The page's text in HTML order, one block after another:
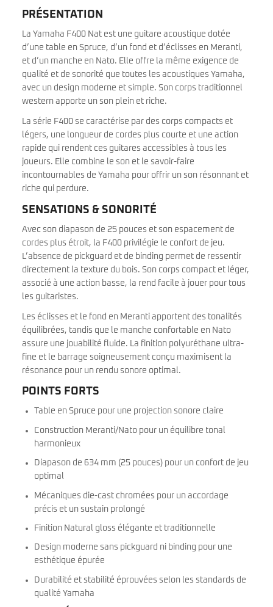
PRÉSENTATION
La Yamaha F400 Nat est une guitare acoustique dotée
d’une table en Spruce, d’un fond et d’éclisses en Meranti,
et d’un manche en Nato. Elle offre la même exigence de
qualité et de sonorité que toutes les acoustiques Yamaha,
avec un design moderne et simple. Son corps traditionnel
western apporte un son plein et riche.
La série F400 se caractérise par des corps compacts et
légers, une longueur de cordes plus courte et une action
rapide qui rendent ces guitares accessibles à tous les
joueurs. Elle combine le son et le savoir-faire
incontournables de Yamaha pour offrir un son résonnant et
riche qui perdure.
SENSATIONS & SONORITÉ
Avec son diapason de 25 pouces et son espacement de
cordes plus étroit, la F400 privilégie le confort de jeu.
L’absence de pickguard et de binding permet de ressentir
directement la texture du bois. Son corps compact et léger,
associé à une action basse, la rend facile à jouer pour tous
les guitaristes.
Les éclisses et le fond en Meranti apportent des tonalités
équilibrées, tandis que le manche confortable en Nato
assure une jouabilité fluide. La finition polyuréthane ultra-
fine et le barrage soigneusement conçu maximisent la
résonance pour un rendu sonore optimal.
POINTS FORTS
Table en Spruce pour une projection sonore claire
Construction Meranti/Nato pour un équilibre tonal
harmonieux
Diapason de 634 mm (25 pouces) pour un confort de jeu
optimal
Mécaniques die-cast chromées pour un accordage
précis et un sustain prolongé
Finition Natural gloss élégante et traditionnelle
Design moderne sans pickguard ni binding pour une
esthétique épurée
Durabilité et stabilité éprouvées selon les standards de
qualité Yamaha